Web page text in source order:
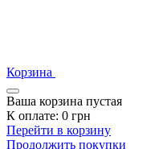
Корзина
Ваша корзина пустая
К оплате: 0 грн
Перейти в корзину
Продолжить покупки